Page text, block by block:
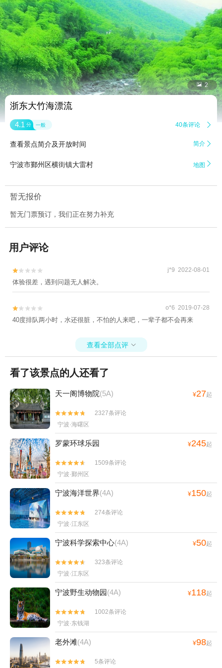
 2
浙东大竹海漂流
4.1 分 一般 40条评论 
查看景点简介及开放时间 简介 
宁波市鄞州区横街镇大雷村 地图 
暂无报价
暂无门票预订，我们正在努力补充
用户评论

 j*9 2022-08-01
体验很差，遇到问题无人解决。

 o*6 2019-07-28
40度排队两小时，水还很脏，不怕的人来吧，一辈子都不会再来
查看全部点评 
看了该景点的人还看了
天一阁博物院(5A) ¥27起


2327条评论
宁波·海曙区
罗蒙环球乐园 ¥245起


1509条评论
宁波·鄞州区
宁波海洋世界(4A) ¥150起


274条评论
宁波·江东区
宁波科学探索中心(4A) ¥50起


323条评论
宁波·江东区
宁波野生动物园(4A) ¥118起


1002条评论
宁波·东钱湖
老外滩(4A) ¥98起

 5条评论
